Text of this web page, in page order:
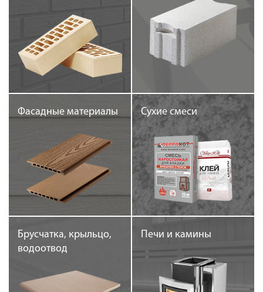
Галерея объектов
Контакты
Фасадные материалы Сухие смеси
Брусчатка, крыльцо,
водоотвод
Печи и камины